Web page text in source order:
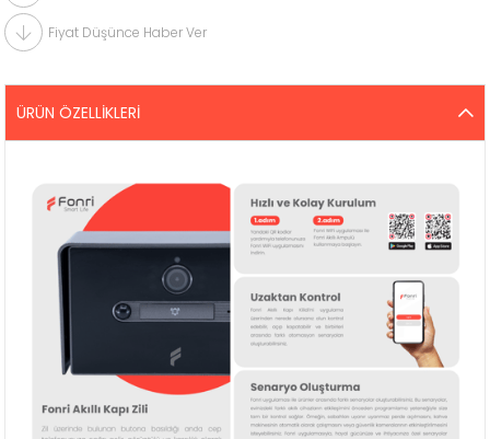
Fiyat Düşünce Haber Ver
ÜRÜN ÖZELLIKLERI